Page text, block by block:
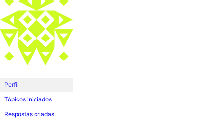
conteúdo
Perfil
Tópicos iniciados
Respostas criadas